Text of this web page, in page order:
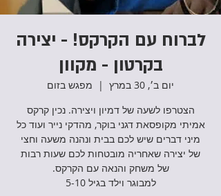
לברוח עם הקרקס! - יצירה
בקרטון - מקוון
יום ב׳, 30 במרץ
  |
מפגש בזום
הצטרפו לשעה של דמיון ויצירה. נכין קרקס
אמיתי מקופסאת דגני בוקר, מהדקי נייר ועוד כל
מיני דברים שיש לכם בבית ונהנה משעה וחצי
של יצירה שאחריה מובטחות לכם שעות רבות
למבוגר וילד בגיל 5-10